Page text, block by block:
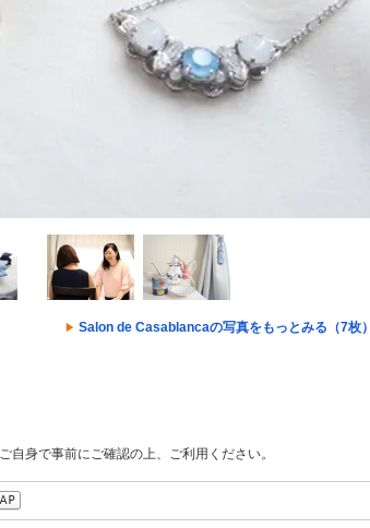
Salon de Casablancaの写真をもっとみる（7枚）
身で事前にご確認の上、ご利用ください。